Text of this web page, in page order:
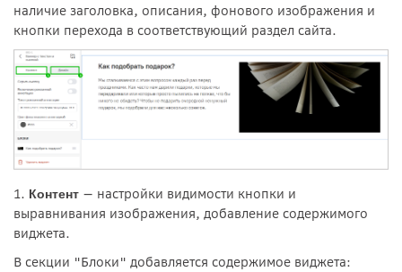
наличие заголовка, описания, фонового изображения и
кнопки перехода в соответствующий раздел сайта.
1. Контент — настройки видимости кнопки и
выравнивания изображения, добавление содержимого
виджета.
В секции "Блоки" добавляется содержимое виджета: